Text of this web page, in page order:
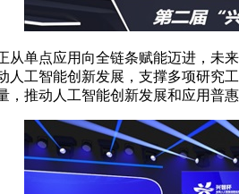
单点应用向全链条赋能迈进，未
人工智能创新发展，支撑多项研究
推动人工智能创新发展和应用普惠